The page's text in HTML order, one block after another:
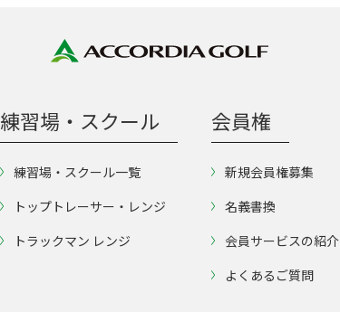
練習場・スクール
練習場・スクール一覧
トップトレーサー・レンジ
トラックマン レンジ
会員権
新規会員権募集
名義書換
会員サービスの紹介
よくあるご質問